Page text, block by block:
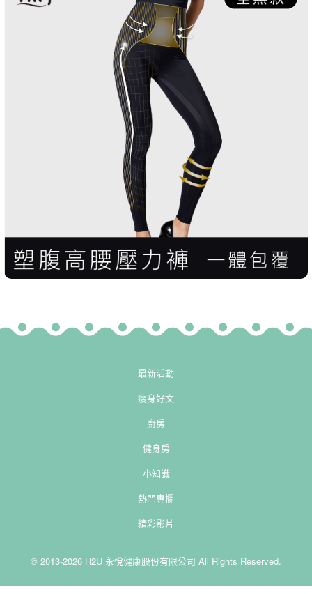
最新活動
瘦身好文
廚房
健身房
小知識
熱門專欄
精彩影片
© 2013-2026 H2U 永悅健康股份有限公司 All Rights Reserved.